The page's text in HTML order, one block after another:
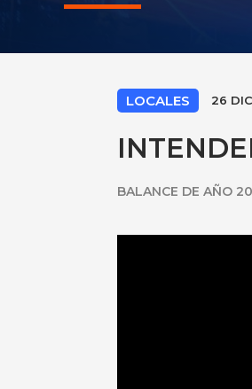
LOCALES 26
BALANCE DE AÑO